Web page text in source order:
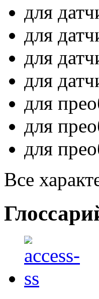
для
для
для
для
для
для
для
Все